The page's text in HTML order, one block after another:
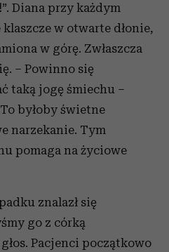
Diana przy każdym
w otwarte dłonie,
w górę. Zwłaszcza
– Powinno się
taką jogę śmiechu –
byłoby świetne
narzekanie. Tym
pomaga na życiowe
znalazł się
go z córką
Pacjenci początkowo